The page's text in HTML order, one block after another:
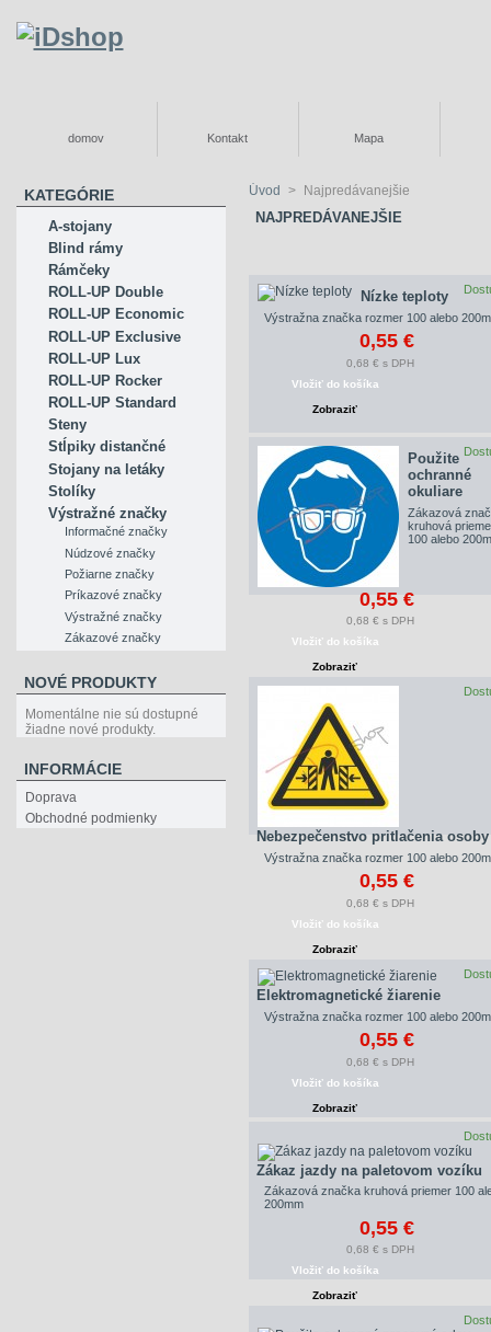
domov Kontakt Mapa
KATEGÓRIE
A-stojany
Blind rámy
Rámčeky
ROLL-UP Double
ROLL-UP Economic
ROLL-UP Exclusive
ROLL-UP Lux
ROLL-UP Rocker
ROLL-UP Standard
Steny
Stĺpiky distančné
Stojany na letáky
Stolíky
Výstražné značky
Informačné značky
Núdzové značky
Požiarne značky
Príkazové značky
Výstražné značky
Zákazové značky
NOVÉ PRODUKTY
Momentálne nie sú dostupné
žiadne nové produkty.
INFORMÁCIE
Doprava
Obchodné podmienky
Úvod > Najpredávanejšie
NAJPREDÁVANEJŠIE
Nízke teploty
Výstražna značka rozmer 100 alebo
0,55 €
0,68 € s DPH
Vložiť do košíka
Zobraziť
Použite
ochranné
okuliare
Zákazová
kruhová
100 alebo
0,55 €
0,68 € s DPH
Vložiť do košíka
Zobraziť
Nebezpečenstvo pritlačenia osoby
Výstražna značka rozmer 100 alebo
0,55 €
0,68 € s DPH
Vložiť do košíka
Zobraziť
Elektromagnetické žiarenie
Výstražna značka rozmer 100 alebo
0,55 €
0,68 € s DPH
Vložiť do košíka
Zobraziť
Zákaz jazdy na paletovom vozíku
Zákazová značka kruhová priemer 100
200mm
0,55 €
0,68 € s DPH
Vložiť do košíka
Zobraziť